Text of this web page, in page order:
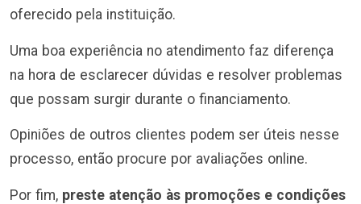
oferecido pela instituição.
Uma boa experiência no atendimento faz diferença
na hora de esclarecer dúvidas e resolver problemas
que possam surgir durante o financiamento.
Opiniões de outros clientes podem ser úteis nesse
processo, então procure por avaliações online.
Por fim, preste atenção às promoções e condições